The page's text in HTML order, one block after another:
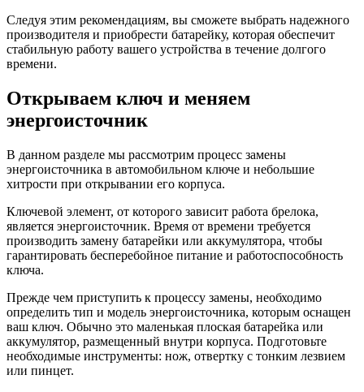
Следуя этим рекомендациям, вы сможете выбрать надежного
производителя и приобрести батарейку, которая обеспечит
стабильную работу вашего устройства в течение долгого
времени.
Открываем ключ и меняем
энергоисточник
В данном разделе мы рассмотрим процесс замены
энергоисточника в автомобильном ключе и небольшие
хитрости при открывании его корпуса.
Ключевой элемент, от которого зависит работа брелока,
является энергоисточник. Время от времени требуется
производить замену батарейки или аккумулятора, чтобы
гарантировать бесперебойное питание и работоспособность
ключа.
Прежде чем приступить к процессу замены, необходимо
определить тип и модель энергоисточника, которым оснащен
ваш ключ. Обычно это маленькая плоская батарейка или
аккумулятор, размещенный внутри корпуса. Подготовьте
необходимые инструменты: нож, отвертку с тонким лезвием
или пинцет.